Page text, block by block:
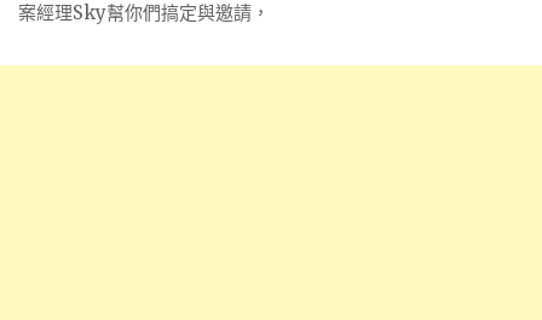
案經理Sky幫你們搞定與邀請，